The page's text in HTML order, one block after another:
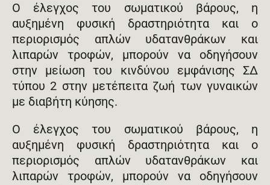
Ο έλεγχος του σωματικού βάρους, η
αυξημένη φυσική δραστηριότητα και ο
περιορισμός απλών υδατανθράκων και
λιπαρών τροφών, μπορούν να οδηγήσουν
στην μείωση του κινδύνου εμφάνισης ΣΔ
τύπου 2 στην μετέπειτα ζωή των γυναικών
με διαβήτη κύησης.
Ο έλεγχος του σωματικού βάρους, η
αυξημένη φυσική δραστηριότητα και ο
περιορισμός απλών υδατανθράκων και
λιπαρών τροφών, μπορούν να οδηγήσουν